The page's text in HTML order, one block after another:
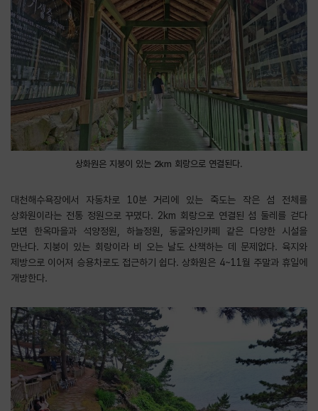
상화원은 지붕이 있는 2km 회랑으로 연결된다.
대천해수욕장에서 자동차로 10분 거리에 있는 죽도는 작은 섬 전체를
상화원이라는 전통 정원으로 꾸몄다. 2km 회랑으로 연결된 섬 둘레를 걷다
보면 한옥마을과 석양정원, 하늘정원, 동굴와인카페 같은 다양한 시설을
만난다. 지붕이 있는 회랑이라 비 오는 날도 산책하는 데 문제없다. 육지와
제방으로 이어져 승용차로도 접근하기 쉽다. 상화원은 4~11월 주말과 휴일에
개방한다.